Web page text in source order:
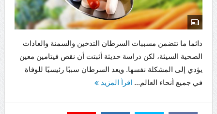
دائما ما تتضمن مسببات السرطان التدخين والسمنة والعادات
الصحية السيئة، لكن دراسة حديثة أثبتت أن نقص فيتامين معين
يؤدي إلى المشكلة نفسها. ويعد السرطان سببًا رئيسيًا للوفاة
في جميع أنحاء العالم... اقرأ المزيد